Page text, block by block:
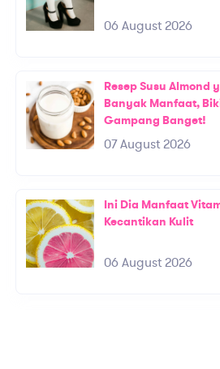
06 August 2026
Resep Susu Almond
Banyak Manfaat,
Gampang Banget!
07 August 2026
Ini Dia Manfaat
Kecantikan Kulit
06 August 2026